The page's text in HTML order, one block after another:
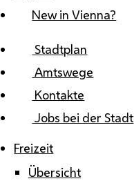
New in Vienna?
Stadtplan
Amtswege
Kontakte
Jobs bei der Stadt
Freizeit
Übersicht